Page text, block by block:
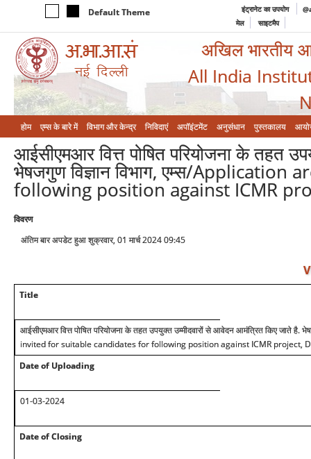
Default Theme इंट्रानेट का उपयोग
मेल
साइटमैप
अखिल भारतीय
All India
होम एम्‍स के बारे में विभाग और केन्‍द्र निविदाएं अपॉइंटमेंट अनुसंधान पुस्तकालय
आईसीएमआर वित्त पोषित परियोजना के तहत
भेषजगुण विज्ञान विभाग, एम्स/
following position against ICMR
विवरण
अंतिम बार अपडेट हुआ शुक्रवार, 01 मार्च 2024 09:45
Title
आईसीएमआर वित्त पोषित परियोजना के तहत उपयुक्त उम्मीदवारों से आवेदन आमंत्रित किए जाते है.
invited for suitable candidates for following position against ICMR project,
Date of Uploading
01-03-2024
Date of Closing